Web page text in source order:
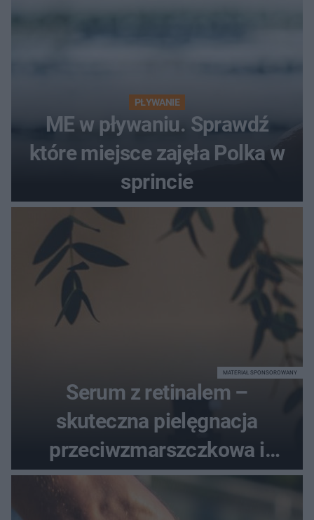
PŁYWANIE
ME w pływaniu. Sprawdź
które miejsce zajęła Polka w
sprincie
Serum z retinalem –
skuteczna pielęgnacja
przeciwzmarszczkowa i
regenerująca
MATERIAŁ SPONSOROWANY